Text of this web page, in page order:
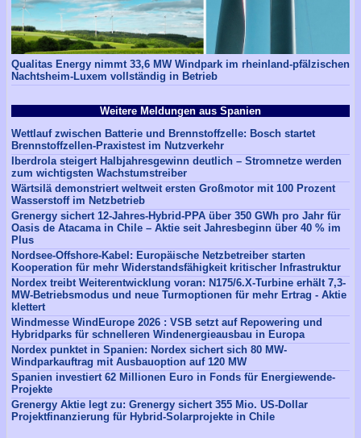
Qualitas Energy nimmt 33,6 MW Windpark im rheinland-pfälzischen
Nachtsheim-Luxem vollständig in Betrieb
Weitere Meldungen aus Spanien
Wettlauf zwischen Batterie und Brennstoffzelle: Bosch startet
Brennstoffzellen-Praxistest im Nutzverkehr
Iberdrola steigert Halbjahresgewinn deutlich – Stromnetze werden
zum wichtigsten Wachstumstreiber
Wärtsilä demonstriert weltweit ersten Großmotor mit 100 Prozent
Wasserstoff im Netzbetrieb
Grenergy sichert 12-Jahres-Hybrid-PPA über 350 GWh pro Jahr für
Oasis de Atacama in Chile – Aktie seit Jahresbeginn über 40 % im
Plus
Nordsee-Offshore-Kabel: Europäische Netzbetreiber starten
Kooperation für mehr Widerstandsfähigkeit kritischer Infrastruktur
Nordex treibt Weiterentwicklung voran: N175/6.X-Turbine erhält 7,3-
MW-Betriebsmodus und neue Turmoptionen für mehr Ertrag - Aktie
klettert
Windmesse WindEurope 2026 : VSB setzt auf Repowering und
Hybridparks für schnelleren Windenergieausbau in Europa
Nordex punktet in Spanien: Nordex sichert sich 80 MW-
Windparkauftrag mit Ausbauoption auf 120 MW
Spanien investiert 62 Millionen Euro in Fonds für Energiewende-
Projekte
Grenergy Aktie legt zu: Grenergy sichert 355 Mio. US-Dollar
Projektfinanzierung für Hybrid-Solarprojekte in Chile